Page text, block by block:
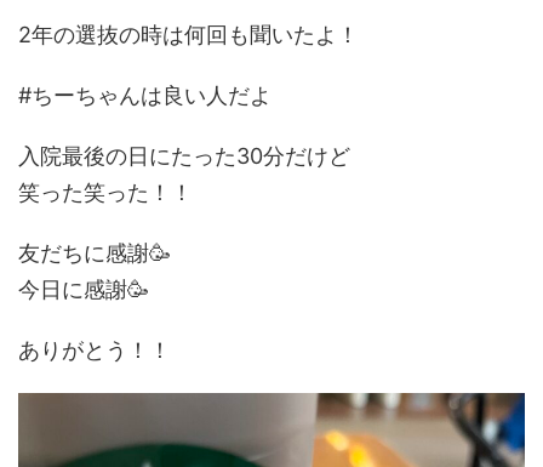
2年の選抜の時は何回も聞いたよ！
#ちーちゃんは良い人だよ
入院最後の日にたった30分だけど
笑った笑った！！
友だちに感謝🥳
今日に感謝🥳
ありがとう！！